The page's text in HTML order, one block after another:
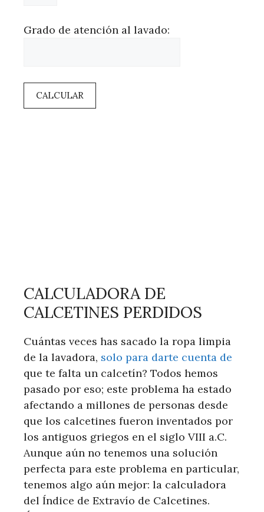
Grado de atención al lavado:
CALCULAR
CALCULADORA DE
CALCETINES PERDIDOS
Cuántas veces has sacado la ropa limpia
de la lavadora, solo para darte cuenta de
que te falta un calcetín? Todos hemos
pasado por eso; este problema ha estado
afectando a millones de personas desde
que los calcetines fueron inventados por
los antiguos griegos en el siglo VIII a.C.
Aunque aún no tenemos una solución
perfecta para este problema en particular,
tenemos algo aún mejor: la calculadora
del Índice de Extravío de Calcetines.